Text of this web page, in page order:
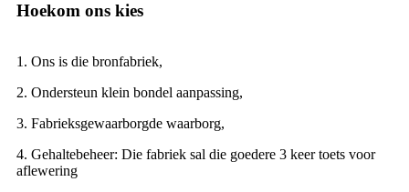
Hoekom ons kies
1. Ons is die bronfabriek,
2. Ondersteun klein bondel aanpassing,
3. Fabrieksgewaarborgde waarborg,
4. Gehaltebeheer: Die fabriek sal die goedere 3 keer toets voor
aflewering